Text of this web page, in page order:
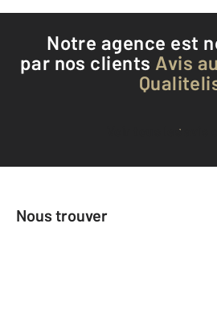
Notre agence est
par nos clients Avis
Voir tous les avis
Nous trouver